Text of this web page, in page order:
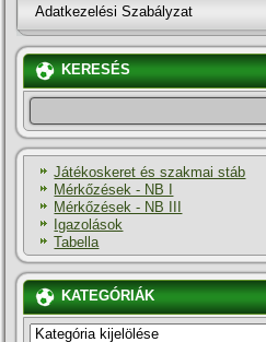
Adatkezelési Szabályzat
KERESÉS
Játékoskeret és szakmai stáb
Mérkőzések - NB I
Mérkőzések - NB III
Igazolások
Tabella
KATEGÓRIÁK
KATEGÓRIÁK